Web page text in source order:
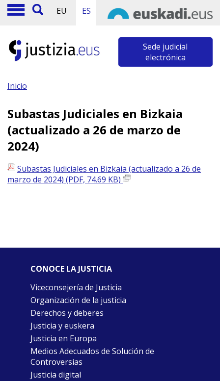
EU ES
Sede judicial
electrónica
Inicio
Subastas Judiciales en Bizkaia
(actualizado a 26 de marzo de
2024)
Subastas Judiciales en Bizkaia (actualizado a 26 de
marzo de 2024) (PDF, 74.69 KB)
CONOCE LA JUSTICIA
Viceconsejería de Justicia
Organización de la justicia
Derechos y deberes
Justicia y euskera
Justicia en Europa
Medios Adecuados de Solución de
Controversias
Justicia digital